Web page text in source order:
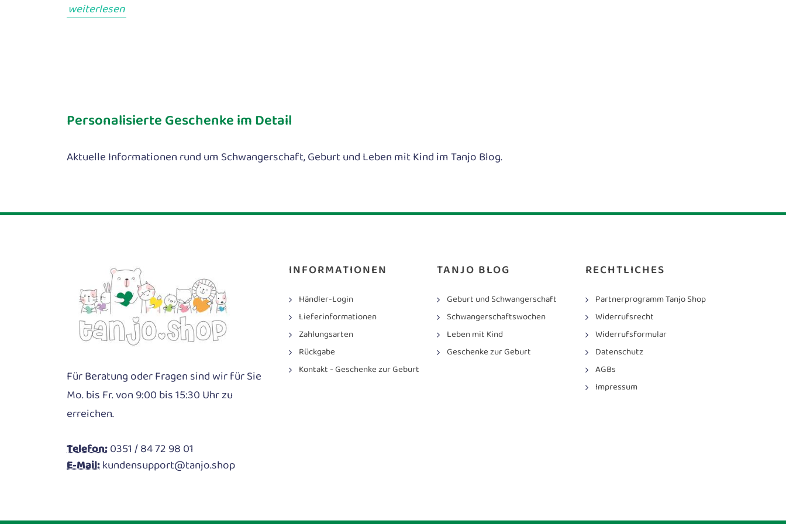
weiterlesen
Personalisierte Geschenke im Detail
Aktuelle Informationen rund um Schwangerschaft, Geburt und Leben mit Kind im Tanjo Blog.
Für Beratung oder Fragen sind wir für Sie
Mo. bis Fr. von 9:00 bis 15:30 Uhr zu
erreichen.
Telefon:0351 / 84 72 98 01
E-Mail:kundensupport@tanjo.shop
INFORMATIONEN
Händler-Login
Lieferinformationen
Zahlungsarten
Rückgabe
Kontakt - Geschenke zur Geburt
TANJO BLOG
Geburt und Schwangerschaft
Schwangerschaftswochen
Leben mit Kind
Geschenke zur Geburt
RECHTLICHES
Partnerprogramm Tanjo Shop
Widerrufsrecht
Widerrufsformular
Datenschutz
AGBs
Impressum